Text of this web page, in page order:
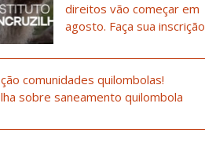
direitos vão começar em
agosto. Faça sua inscrição
comunidades quilombolas!
sobre saneamento quilombola